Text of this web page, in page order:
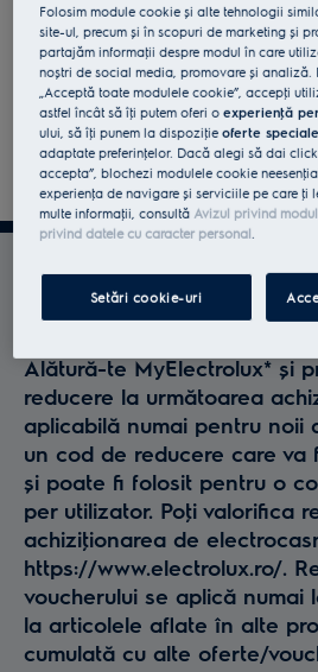
Profită la maxim
Electrolux
Alătură-te MyElectrolux* și
reducere la următoarea
aplicabilă numai pentru noii
un cod de reducere care va
și poate fi folosit pentru o
per utilizator. Poţi valorifica
achiziţionarea de
https://www.electrolux.ro/.
voucherului se aplică numai
la articolele aflate în alte
cumulată cu alte oferte/
Folosim module cookie și alte tehnologii
site-ul, precum și în scopuri de marketing și
partajăm informaţii despre modul în care
noștri de social media, promovare și analiză.
„Acceptă toate modulele cookie”, accepţi
astfel încât să îţi putem oferi oexperienţă
ului, să îţi punem la dispoziţieoferte speciale
adaptate preferinţelor. Dacă alegi să dai
accepta”, blochezi modulele cookie
experienţa de navigare și serviciile pe care ţi
multe informaţii, consultă Avizul privind
privind datele cu caracter personal.
Setări cookie-uri